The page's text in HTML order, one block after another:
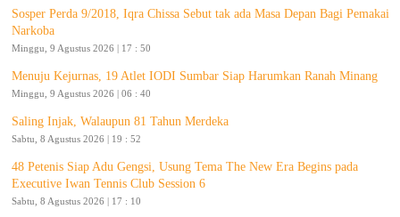
Sosper Perda 9/2018, Iqra Chissa Sebut tak ada Masa Depan Bagi Pemakai
Narkoba
Minggu, 9 Agustus 2026 | 17 : 50
Menuju Kejurnas, 19 Atlet IODI Sumbar Siap Harumkan Ranah Minang
Minggu, 9 Agustus 2026 | 06 : 40
Saling Injak, Walaupun 81 Tahun Merdeka
Sabtu, 8 Agustus 2026 | 19 : 52
48 Petenis Siap Adu Gengsi, Usung Tema The New Era Begins pada
Executive Iwan Tennis Club Session 6
Sabtu, 8 Agustus 2026 | 17 : 10